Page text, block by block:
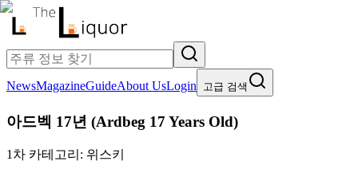
NewsMagazineGuideAbout UsLogin 고급 검색
아드벡 17년 (Ardbeg 17 Years Old)
1차 카테고리: 위스키